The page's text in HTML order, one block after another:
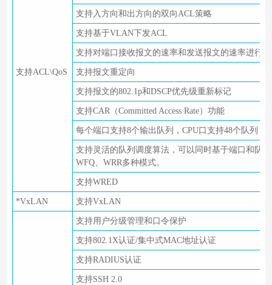
支持ACL\QoS
支持入方向和出方向的双向ACL策略
支持基于VLAN下发ACL
支持对端口接收报文的速率和发送报文的速率进行
支持报文重定向
支持报文的802.1p和DSCP优先级重新标记
支持CAR（Committed Access Rate）功能
每个端口支持8个输出队列，CPU口支持48个队列
支持灵活的队列调度算法，可以同时基于端口和队
WFQ、WRR多种模式。
支持WRED
*VxLAN 支持VxLAN
支持用户分级管理和口令保护
支持802.1X认证/集中式MAC地址认证
支持RADIUS认证
支持SSH 2.0